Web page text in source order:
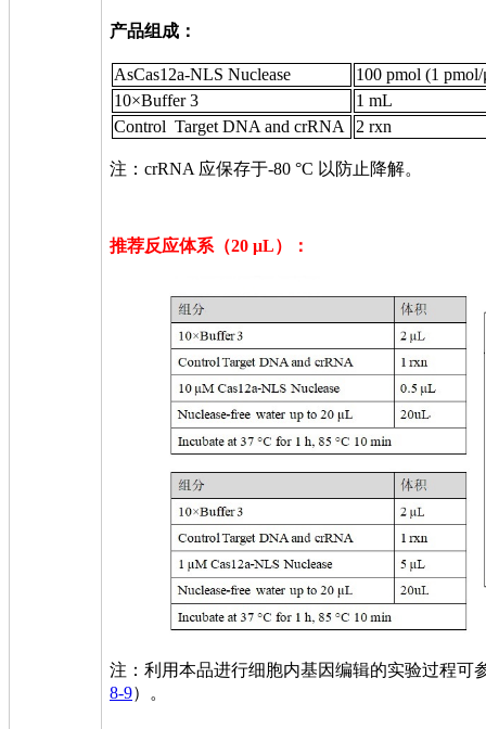
产品组成：
AsCas12a-NLS Nuclease
100 pmol (1
10×Buffer 3
1 mL
Control Target DNA and crRNA
2 rxn
注： crRNA 应保存于-80 °C 以防止降解。
推荐反应体系（20 μL）：
注：利用本品进行细胞内基因编辑的实验过程可
8-9）。